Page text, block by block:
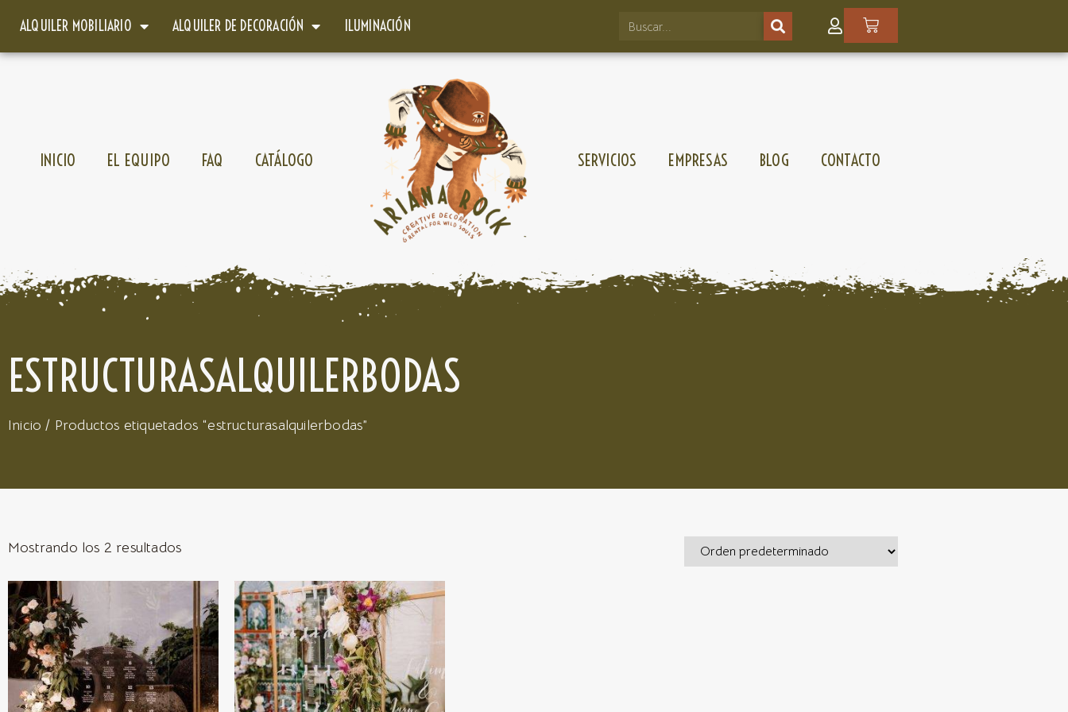
ALQUILER MOBILIARIO ALQUILER DE DECORACIÓN ILUMINACIÓN
INICIO EL EQUIPO FAQ CATÁLOGO SERVICIOS EMPRESAS BLOG CONTACTO
ESTRUCTURASALQUILERBODAS
Inicio / Productos etiquetados “estructurasalquilerbodas”
Mostrando los 2 resultados